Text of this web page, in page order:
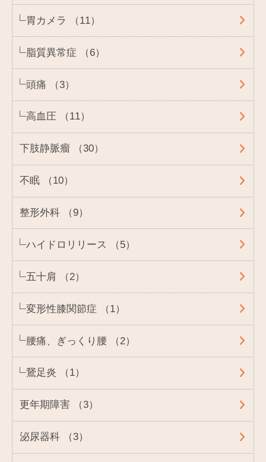
胃カメラ （11）
脂質異常症 （6）
頭痛 （3）
高血圧 （11）
下肢静脈瘤 （30）
不眠 （10）
整形外科 （9）
ハイドロリリース （5）
五十肩 （2）
変形性膝関節症 （1）
腰痛、ぎっくり腰 （2）
鵞足炎 （1）
更年期障害 （3）
泌尿器科 （3）